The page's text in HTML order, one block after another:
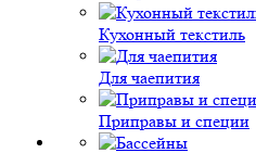
Кухонный текстиль
Для чаепития
Приправы и специи